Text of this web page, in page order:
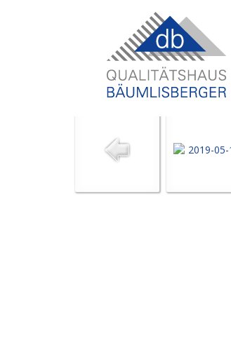
Aktuelle
Anbau in Pfedelbach